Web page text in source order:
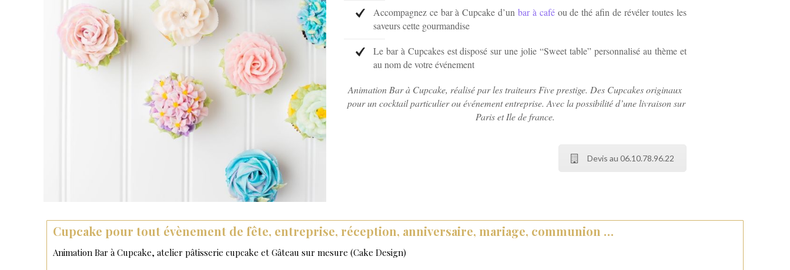
Accompagnez ce bar à Cupcake d’unbar à caféou de thé afin de révéler toutes les
saveurs cette gourmandise
Le bar à Cupcakesest disposé sur une jolie “Sweet table” personnalisé au thème et
au nom de votre événement
Animation Bar à Cupcake, réalisé par les traiteurs Five prestige. Des Cupcakes originaux
pour un cocktail particulier ou événement entreprise. Avec la possibilité d’une livraison sur
Paris et Ile de france.
Devis au 06.10.78.96.22
Cupcake pour tout évènement de fête, entreprise, réception, anniversaire, mariage, communion …
Animation Bar à Cupcake, atelier pâtisserie cupcake et Gâteau sur mesure (Cake Design)